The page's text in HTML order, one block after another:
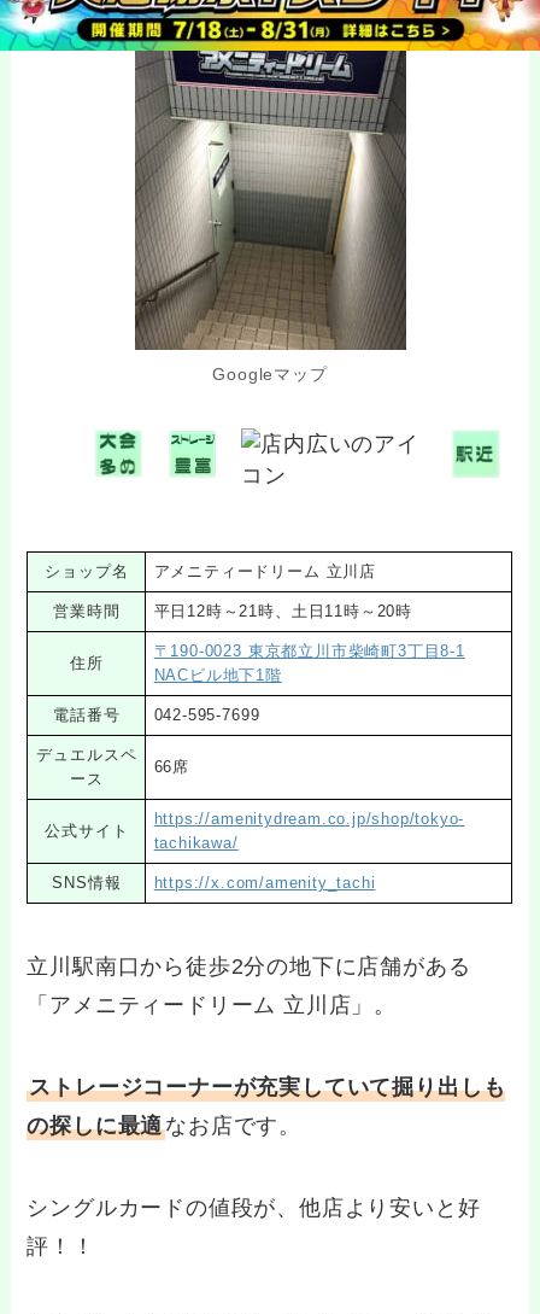
Googleマップ
ショップ名 アメニティードリーム 立川店
営業時間 平日12時～21時、土日11時～20時
住所
〒190-0023 東京都立川市柴崎町3丁目8-1
NACビル地下1階
電話番号 042-595-7699
デュエルスペ
ース
66席
公式サイト
https://amenitydream.co.jp/shop/tokyo-
tachikawa/
SNS情報 https://x.com/amenity_tachi
立川駅南口から徒歩2分の地下に店舗がある
「アメニティードリーム 立川店」。
ストレージコーナーが充実していて掘り出しも
の探しに最適なお店です。
シングルカードの値段が、他店より安いと好
評！！